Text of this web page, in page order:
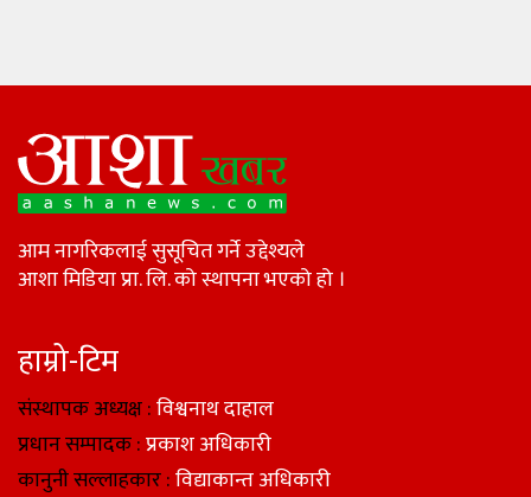
आम नागरिकलाई सुसूचित गर्ने उद्देश्यले
आशा मिडिया प्रा. लि. को स्थापना भएको हो ।
हाम्रो-टिम
संस्थापक अध्यक्ष :विश्वनाथ दाहाल
प्रधान सम्पादक :प्रकाश अधिकारी
कानुनी सल्लाहकार :विद्याकान्त अधिकारी